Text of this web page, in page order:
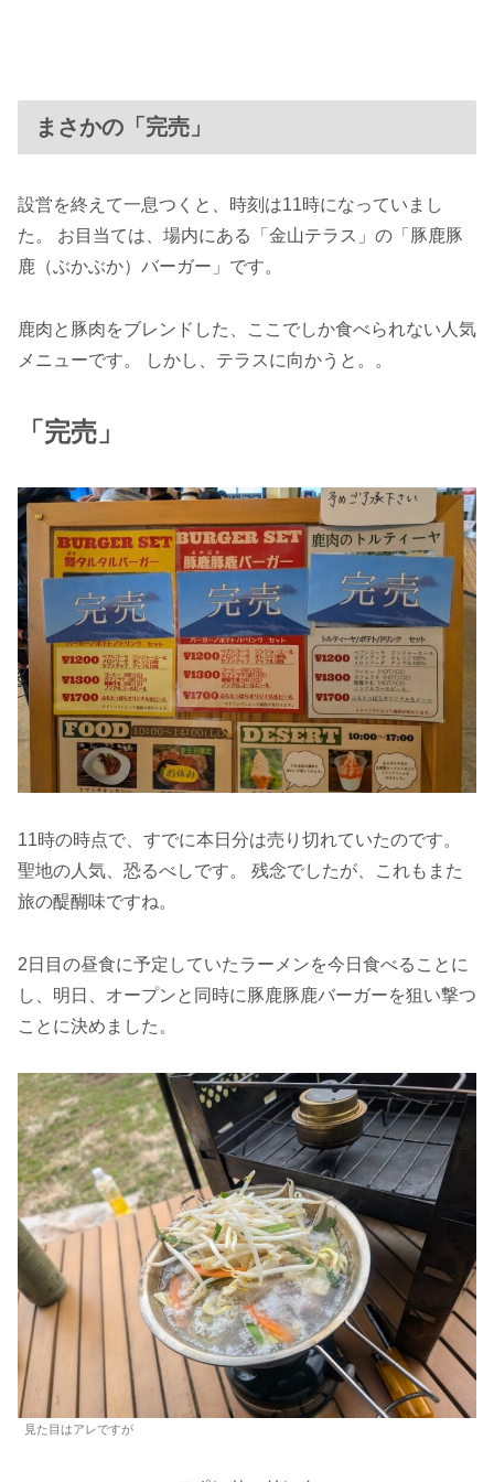
まさかの「完売」
設営を終えて一息つくと、時刻は11時になっていまし
た。 お目当ては、場内にある「金山テラス」の「豚鹿豚
鹿（ぶかぶか）バーガー」です。
鹿肉と豚肉をブレンドした、ここでしか食べられない人気
メニューです。 しかし、テラスに向かうと。。
「完売」
11時の時点で、すでに本日分は売り切れていたのです。
聖地の人気、恐るべしです。 残念でしたが、これもまた
旅の醍醐味ですね。
2日目の昼食に予定していたラーメンを今日食べることに
し、明日、オープンと同時に豚鹿豚鹿バーガーを狙い撃つ
ことに決めました。
見た目はアレですが